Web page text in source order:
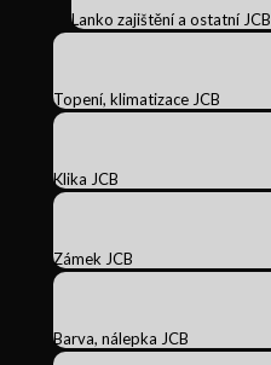
Lanko zajištění a ostatní JCB
Topení, klimatizace JCB
Klika JCB
Zámek JCB
Barva, nálepka JCB